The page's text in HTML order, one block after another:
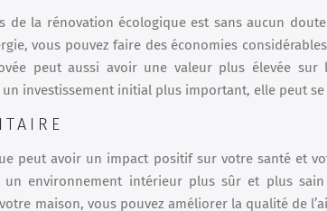
de la rénovation écologique est sans aucun
vous pouvez faire des économies
peut aussi avoir une valeur plus élevée
investissement initial plus important, elle peut
peut avoir un impact positif sur votre santé et
un environnement intérieur plus sûr et plus
maison, vous pouvez améliorer la qualité de